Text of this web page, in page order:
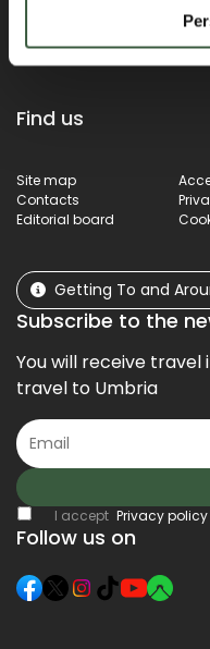
Find us
Site map
Contacts
Editorial board
Getting To and
Subscribe to the
You will receive
travel to Umbria
I accept Privacy policy
Follow us on